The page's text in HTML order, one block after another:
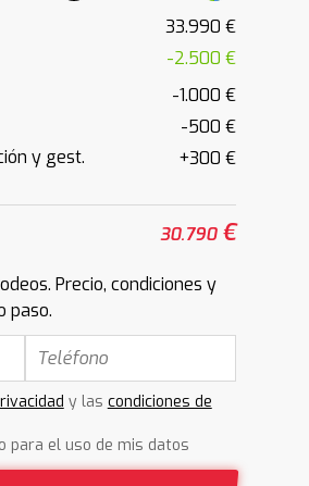
33.990 €
-2.500 €
-1.000 €
-500 €
y gest.
+300 €
30.790€
Precio, condiciones y
paso.
y las condiciones de
para el uso de mis datos